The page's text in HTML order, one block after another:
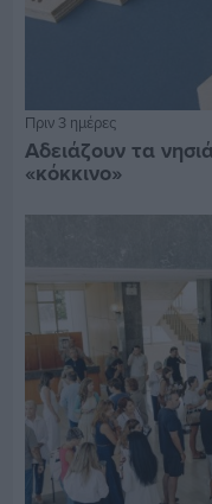
Πριν 3 ημέρες
Αδειάζουν τα
«κόκκινο»